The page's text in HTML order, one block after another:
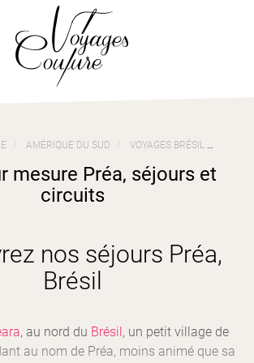
AMÉRIQUE DU SUD VOYAGES BRÉSIL
mesure Préa, séjours et
circuits
nos séjours Préa,
Brésil
, au nord du Brésil , un petit village de
au nom de Préa, moins animé que sa